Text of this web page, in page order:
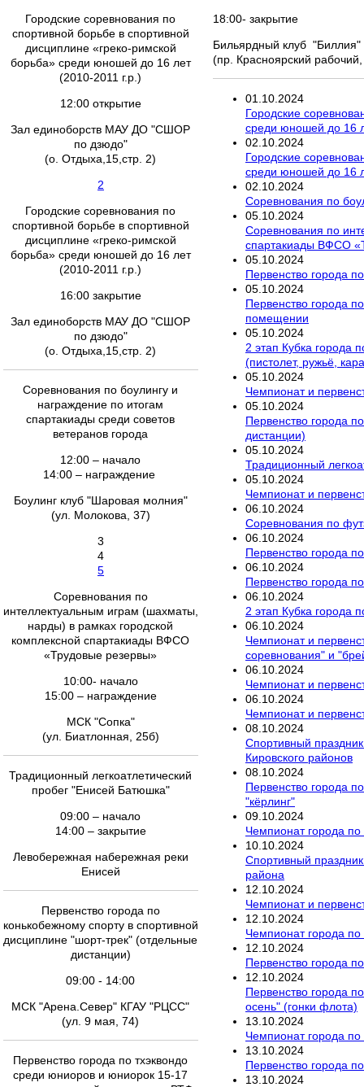
Городские соревнования по
спортивной борьбе в спортивной
дисциплине «греко-римской
борьба» среди юношей до 16 лет
(2010-2011 г.р.)
12:00 открытие
Зал единоборств МАУ ДО "СШОР
по дзюдо"
(о. Отдыха,15,стр. 2)
2
Городские соревнования по
спортивной борьбе в спортивной
дисциплине «греко-римской
борьба» среди юношей до 16 лет
(2010-2011 г.р.)
16:00 закрытие
Зал единоборств МАУ ДО "СШОР
по дзюдо"
(о. Отдыха,15,стр. 2)
Соревнования по боулингу и
награждение по итогам
спартакиады среди советов
ветеранов города
12:00 – начало
14:00 – награждение
Боулинг клуб "Шаровая молния"
(ул. Молокова, 37)
3
4
5
Соревнования по
интеллектуальным играм (шахматы,
нарды) в рамках городской
комплексной спартакиады ВФСО
«Трудовые резервы»
10:00- начало
15:00 – награждение
МСК "Сопка"
(ул. Биатлонная, 25б)
Традиционный легкоатлетический
пробег "Енисей Батюшка"
09:00 – начало
14:00 – закрытие
Левобережная набережная реки
Енисей
Первенство города по
конькобежному спорту в спортивной
дисциплине "шорт-трек" (отдельные
дистанции)
09:00 - 14:00
МСК "Арена.Север" КГАУ "РЦСС"
(ул. 9 мая, 74)
Первенство города по тхэквондо
среди юниоров и юниорок 15-17
18:00- закрытие
Бильярдный клуб "Биллия"
(пр. Красноярский
01 10 2024
Городские
среди юношей до 16
02 10 2024
Городские
среди юношей до 16
02 10 2024
Соревнования по
05 10 2024
Соревнования по
спартакиады ВФСО
05 10 2024
Первенство города
05 10 2024
Первенство города
помещении
05 10 2024
2 этап Кубка города
(пистолет, ружьё,
05 10 2024
Чемпионат и
05 10 2024
Первенство города
дистанции)
05 10 2024
Традиционный
05 10 2024
Чемпионат и
06 10 2024
Соревнования по
06 10 2024
Первенство города
06 10 2024
Первенство города
06 10 2024
2 этап Кубка города
06 10 2024
Чемпионат и
соревнования" и
06 10 2024
Чемпионат и
06 10 2024
Чемпионат и
08 10 2024
Спортивный
Кировского районов
08 10 2024
Первенство города
"кёрлинг"
09 10 2024
Чемпионат города
10 10 2024
Спортивный
района
12 10 2024
Чемпионат и
12 10 2024
Чемпионат города
12 10 2024
Первенство города
12 10 2024
Первенство города
осень" (гонки флота)
13 10 2024
Чемпионат города
13 10 2024
Первенство города
13 10 2024